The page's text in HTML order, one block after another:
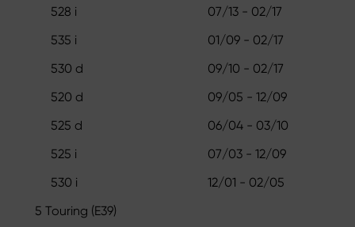
528 i
07/13 - 02/17
535 i
01/09 - 02/17
530 d
09/10 - 02/17
520 d
09/05 - 12/09
525 d
06/04 - 03/10
525 i
07/03 - 12/09
530 i
12/01 - 02/05
5 Touring (E39)